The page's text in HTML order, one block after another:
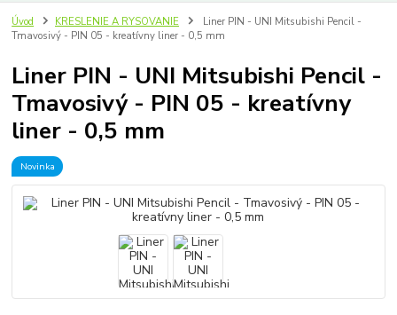
Úvod KRESLENIE A RYSOVANIE
Liner PIN - UNI Mitsubishi Pencil -
Tmavosivý - PIN 05 - kreatívny liner - 0,5 mm
Liner PIN - UNI Mitsubishi Pencil -
Tmavosivý - PIN 05 - kreatívny
liner - 0,5 mm
Novinka